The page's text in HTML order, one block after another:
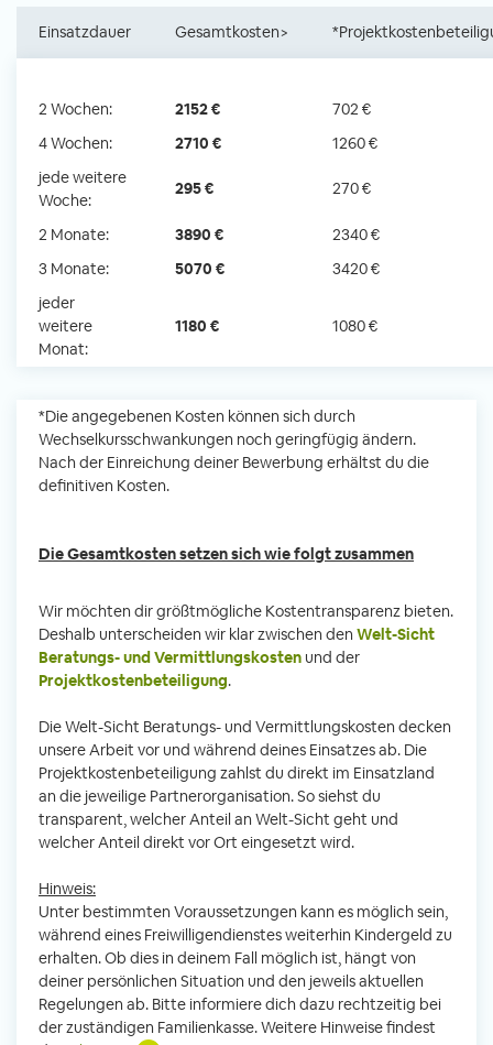
Einsatzdauer Gesamtkosten>
2 Wochen: 2152 €
702 €
4 Wochen:
2710 €
1260 €
jede weitere
Woche:
295 € 270 €
2 Monate: 3890 €
2340 €
3 Monate:
5070 €
3420 €
jeder
weitere
Monat:
1180 € 1080 €
*Die angegebenen Kosten können sich durch
Wechselkursschwankungen noch geringfügig ändern.
Nach der Einreichung deiner Bewerbung erhältst du die
definitiven Kosten.
Die Gesamtkosten setzen sich wie folgt zusammen
Wir möchten dir größtmögliche Kostentransparenz bieten.
Deshalb unterscheiden wir klar zwischen den Welt-Sicht
Beratungs- und Vermittlungskosten und der
Projektkostenbeteiligung.
Die Welt-Sicht Beratungs- und Vermittlungskosten decken
unsere Arbeit vor und während deines Einsatzes ab. Die
Projektkostenbeteiligung zahlst du direkt im Einsatzland
an die jeweilige Partnerorganisation. So siehst du
transparent, welcher Anteil an Welt-Sicht geht und
welcher Anteil direkt vor Ort eingesetzt wird.
Hinweis:
Unter bestimmten Voraussetzungen kann es möglich sein,
während eines Freiwilligendienstes weiterhin Kindergeld zu
erhalten. Ob dies in deinem Fall möglich ist, hängt von
deiner persönlichen Situation und den jeweils aktuellen
Regelungen ab. Bitte informiere dich dazu rechtzeitig bei
der zuständigen Familienkasse. Weitere Hinweise findest